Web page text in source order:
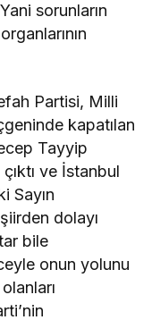
sorunların
Partisi, Milli
kapatılan
Tayyip
ve İstanbul
Sayın
dolayı
bile
onun yolunu